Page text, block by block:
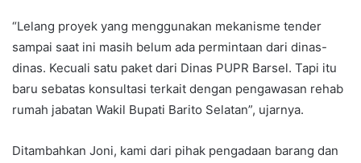
“Lelang proyek yang menggunakan mekanisme tender
sampai saat ini masih belum ada permintaan dari dinas-
dinas. Kecuali satu paket dari Dinas PUPR Barsel. Tapi itu
baru sebatas konsultasi terkait dengan pengawasan rehab
rumah jabatan Wakil Bupati Barito Selatan”, ujarnya.
Ditambahkan Joni, kami dari pihak pengadaan barang dan